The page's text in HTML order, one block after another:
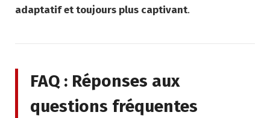
adaptatif et toujours plus captivant.
FAQ : Réponses aux
questions fréquentes